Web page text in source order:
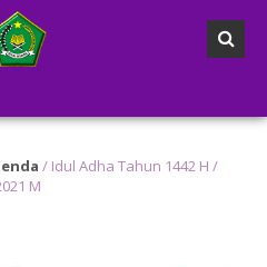
didik kelas 6 agar mempersiapkan diri
/ Idul Adha Tahun 1442 H /
M